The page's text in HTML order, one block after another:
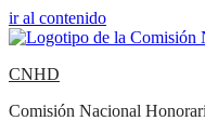
ir al contenido
CNHD
Comisión Nacional